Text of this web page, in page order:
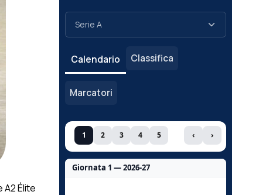
Élite
Calendario Classifica
Marcatori
1 2 3 4 5 ‹ ›
Giornata 1 — 2026-27